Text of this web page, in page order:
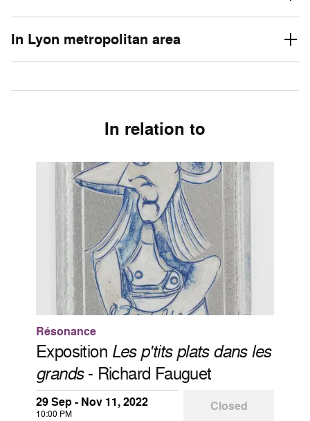
In Lyon metropolitan area
In relation to
Résonance
Exposition Les p'tits plats dans les
grands- Richard Fauguet
29 Sep - Nov 11, 2022
10:00 PM
Closed